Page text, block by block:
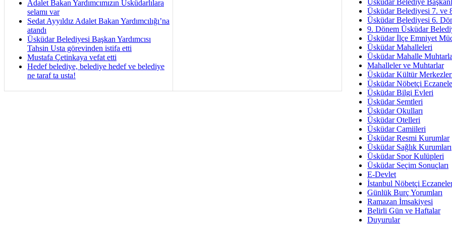
Adalet Bakan Yardımcımızın Üsküdarlılara
selamı var
Sedat Ayyıldız Adalet Bakan Yardımcılığı’na
atandı
Üsküdar Belediyesi Başkan Yardımcısı
Tahsin Usta görevinden istifa etti
Mustafa Çetinkaya vefat etti
Hedef belediye, belediye hedef ve belediye
ne taraf ta usta!
İmar Sorunlarının Genel
Arakan
Bayramın
Ruhsal
Üsküdar
Üsküdar Belediye
Üsküdar Belediyesi 7. ve
Üsküdar Belediyesi 6.
9. Dönem Üsküdar
Üsküdar İlçe Emniyet
Üsküdar Mahalleleri
Üsküdar Mahalle
Mahalleler ve Muhtarlar
Üsküdar Kültür
Üsküdar Nöbetçi
Üsküdar Bilgi Evleri
Üsküdar Semtleri
Üsküdar Okulları
Üsküdar Otelleri
Üsküdar Camiileri
Üsküdar Resmi Kurumlar
Üsküdar Sağlık Kurumları
Üsküdar Spor Kulüpleri
Üsküdar Seçim Sonuçları
E-Devlet
İstanbul Nöbetçi
Günlük Burç Yorumları
Ramazan İmsakiyesi
Belirli Gün ve Haftalar
Duyurular